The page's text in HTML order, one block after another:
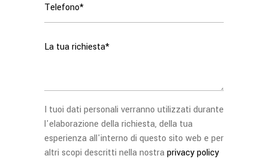
I tuoi dati personali verranno utilizzati durante
l'elaborazione della richiesta, della tua
esperienza all'interno di questo sito web e per
altri scopi descritti nella nostraprivacy policy